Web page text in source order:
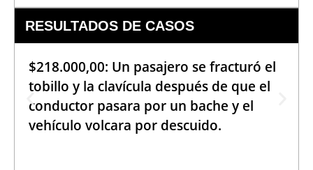
RESULTADOS DE CASOS
$218.000,00: Un pasajero se fracturó el
tobillo y la clavícula después de que el
conductor pasara por un bache y el
vehículo volcara por descuido.